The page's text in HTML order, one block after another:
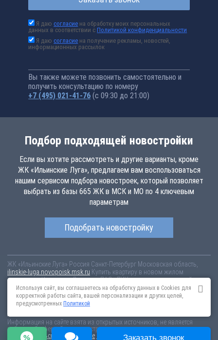
Я даюсогласие на обработку моих персональных
данных в соответствии сПолитикой конфиденциальности
Я даюсогласие на получение рекламы, новостей,
информационных рассылок
Вы также можете позвонить самостоятельно и
получить консультацию по номеру
+7 (495) 021-41-76 (с 09:30 до 21:00)
Подбор подходящей новостройки
Если вы хотите рассмотреть и другие варианты, кроме
ЖК «Ильинские Луга», предлагаем вам воспользоваться
нашим сервисом подбора новостроек, который позволяет
выбрать из базы 665 ЖК в МСК и МО по 4 ключевым
параметрам
Подобрать новостройку
ЖК «Ильинские Луга» Россия Санкт-Петербург Московская область,
ilinskie-luga.novopoisk.msk.ru Купить квартиру в новом жилом
комплексе «Ильинские Луга» от «ПАО «ПИК-специализированный
застройщик»» район Красногорск. Квартиры различных планировок от
6.86 млн рублей!
Информация на сайте взята из открытых источников, не является
публичной офертой и распространяется для ознакомления.
Пользовательское соглашение
Соглашение о размещении
Используя сайт, вы соглашаетесь на обработку данных в Cookies для
корректной работы сайта, вашей персонализации и других целей,
предусмотренных Политикой
Заказать звонок